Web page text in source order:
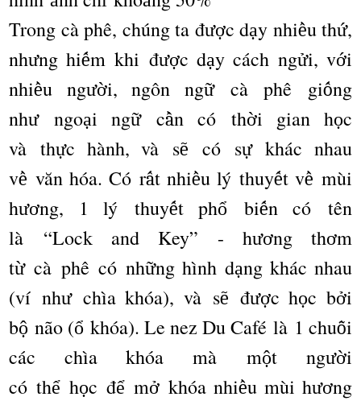
Trong càphê, chúng ta được dạy nhiều thứ,
nhưng hiếm khi được dạy cách ngửi, với
nhiều người, ngôn ngữ càphê giống
như ngoại ngữ cần có thời gian học
và thực hành, và sẽ có sự khác nhau
về văn hóa. Có rất nhiều lý thuyết về mùi
hương, 1 lý thuyết phổ biến cótên
là “Lock and Key” - hương thơm
từ cà phê có những hình dạng khác nhau
(ví như chìa khóa), và sẽ được học bởi
bộ não (ổ khóa). Le nez Du Café là 1 chuỗi
các chìa khóa màmột người
có thể học để mở khóa nhiều mùi hương